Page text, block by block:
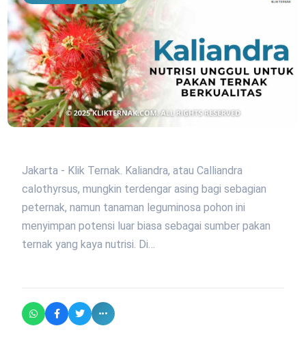
Jakarta - Klik Ternak. Kaliandra, atau Calliandra
calothyrsus, mungkin terdengar asing bagi sebagian
peternak, namun tanaman leguminosa pohon ini
menyimpan potensi luar biasa sebagai sumber pakan
ternak yang kaya nutrisi. Di…